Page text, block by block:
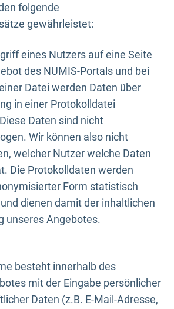
folgende
gewährleistet:
eines Nutzers auf eine Seite
des NUMIS-Portals und bei
Datei werden Daten über
in einer Protokolldatei
Daten sind nicht
Wir können also nicht
welcher Nutzer welche Daten
Die Protokolldaten werden
Form statistisch
dienen damit der inhaltlichen
unseres Angebotes.
besteht innerhalb des
mit der Eingabe persönlicher
Daten (z.B. E-Mail-Adresse,